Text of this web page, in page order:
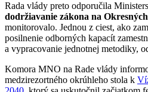
Rada vlády preto odporučila
dodržiavanie zákona na
monitorovalo. Jednou z ciest, ako
posilnenie odborných kapacít
a vypracovanie jednotnej metodiky,
Komora MNO na Rade vlády
medzirezortného okrúhleho stola k